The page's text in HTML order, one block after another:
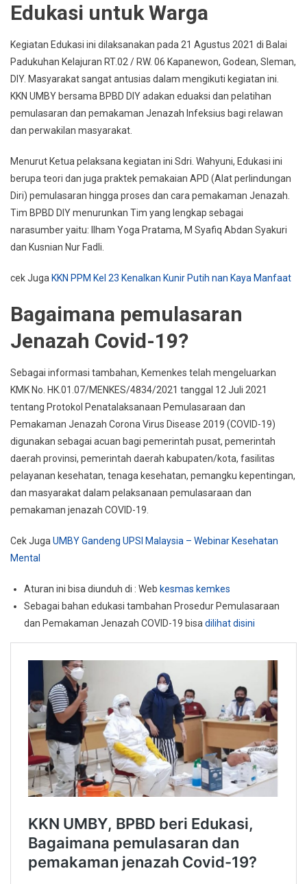
Edukasi untuk Warga
Kegiatan Edukasi ini dilaksanakan pada 21 Agustus 2021 di Balai
Padukuhan Kelajuran RT.02 / RW. 06 Kapanewon, Godean, Sleman,
DIY. Masyarakat sangat antusias dalam mengikuti kegiatan ini.
KKN UMBY bersama BPBD DIY adakan eduaksi dan pelatihan
pemulasaran dan pemakaman Jenazah Infeksius bagi relawan
dan perwakilan masyarakat.
Menurut Ketua pelaksana kegiatan ini Sdri. Wahyuni, Edukasi ini
berupa teori dan juga praktek pemakaian APD (Alat perlindungan
Diri) pemulasaran hingga proses dan cara pemakaman Jenazah.
Tim BPBD DIY menurunkan Tim yang lengkap sebagai
narasumber yaitu: Ilham Yoga Pratama, M Syafiq Abdan Syakuri
dan Kusnian Nur Fadli.
cek Juga KKN PPM Kel 23 Kenalkan Kunir Putih nan Kaya Manfaat
Bagaimana pemulasaran
Jenazah Covid-19?
Sebagai informasi tambahan, Kemenkes telah mengeluarkan
KMK No. HK.01.07/MENKES/4834/2021 tanggal 12 Juli 2021
tentang Protokol Penatalaksanaan Pemulasaraan dan
Pemakaman Jenazah Corona Virus Disease 2019 (COVID-19)
digunakan sebagai acuan bagi pemerintah pusat, pemerintah
daerah provinsi, pemerintah daerah kabupaten/kota, fasilitas
pelayanan kesehatan, tenaga kesehatan, pemangku kepentingan,
dan masyarakat dalam pelaksanaan pemulasaraan dan
pemakaman jenazah COVID-19.
Cek Juga UMBY Gandeng UPSI Malaysia – Webinar Kesehatan
Mental
Aturan ini bisa diunduh di : Web kesmas kemkes
Sebagai bahan edukasi tambahan Prosedur Pemulasaraan
dan Pemakaman Jenazah COVID-19 bisa dilihat disini